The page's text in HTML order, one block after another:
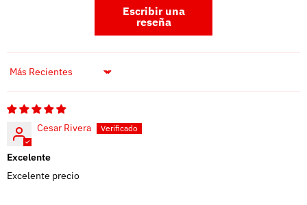
Escribir una
reseña
Sort by
Cesar Rivera
Excelente
Excelente precio